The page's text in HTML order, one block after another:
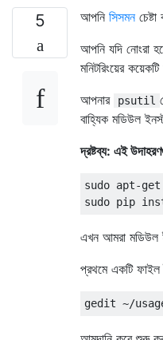
5 আপনি সিসমন
আপনি যদি নোংরা
মনিটরিংয়ের
আপনার
psutil
বাহ্যিক মডিউল
দ্রষ্টব্য: এই
sudo apt-
এখন আমরা মডিউল
প্রথমে একটি